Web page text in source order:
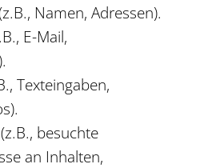
Namen, Adressen).
E-Mail,
Texteingaben,
besuchte
an Inhalten,